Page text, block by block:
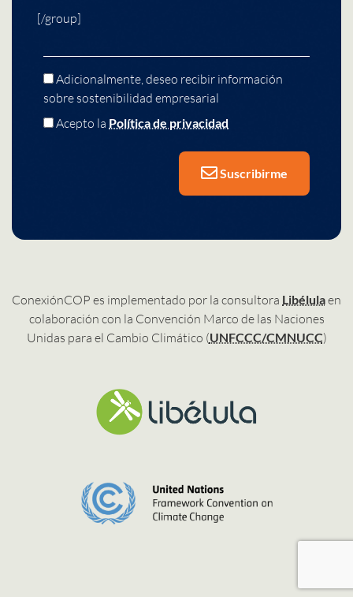
[/group]
Adicionalmente, deseo recibir información
sobre sostenibilidad empresarial
Acepto la Política de privacidad
Suscribirme
ConexiónCOP es implementado por la consultora Libélulaen
colaboración con la Convención Marco de las Naciones
Unidas para el Cambio Climático (UNFCCC/CMNUCC)